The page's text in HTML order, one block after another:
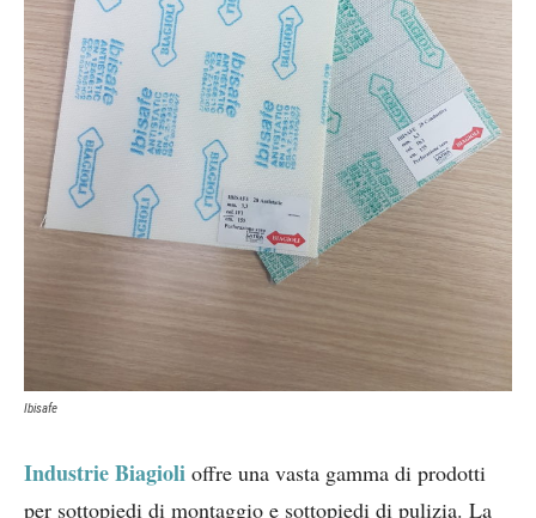
Ibisafe
Industrie Biagioli offre una vasta gamma di prodotti
per sottopiedi di montaggio e sottopiedi di pulizia. La